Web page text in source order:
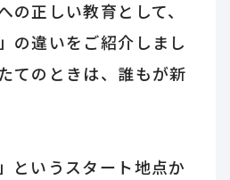
の正しい教育として、
の違いをご紹介しまし
てのときは、誰もが新
というスタート地点か